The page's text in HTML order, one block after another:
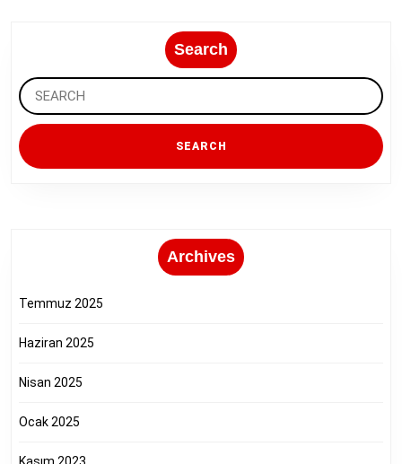
Search
Search
for:
Archives
Temmuz 2025
Haziran 2025
Nisan 2025
Ocak 2025
Kasım 2023